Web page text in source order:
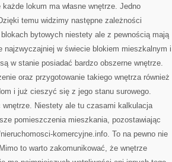
lokum ma własne wnętrze. Jedno
temu widzimy następne zależności
bytowych niestety ale z pewnością mają
najzwyczajniej w świecie blokiem mieszkalnym i
w stanie posiadać bardzo obszerne wnętrze.
oraz przygotowanie takiego wnętrza również
i już cieszyć się z jego stanu surowego.
Niestety ale tu czasami kalkulacja
pomieszczenia mieszkania, pozostawiając
komercyjne.info. To na pewno nie
to warto zakomunikować, że wnętrze